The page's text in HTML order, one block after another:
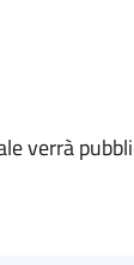
verrà